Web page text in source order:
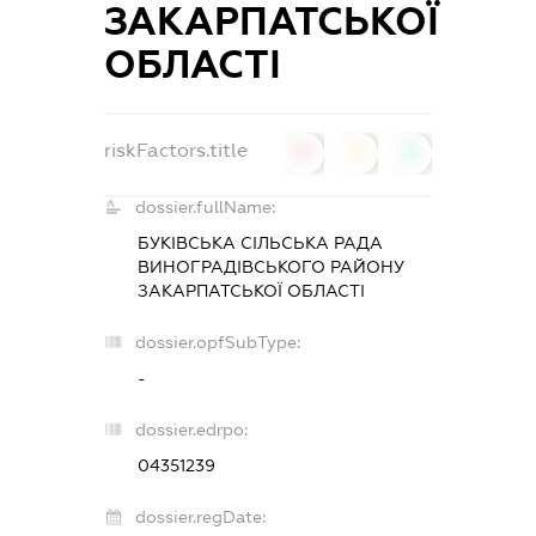
ЗАКАРПАТСЬКОЇ
ОБЛАСТІ
riskFactors.title
dossier.fullName:
БУКІВСЬКА СІЛЬСЬКА РАДА
ВИНОГРАДІВСЬКОГО РАЙОНУ
ЗАКАРПАТСЬКОЇ ОБЛАСТІ
dossier.opfSubType:
-
dossier.edrpo:
04351239
dossier.regDate: